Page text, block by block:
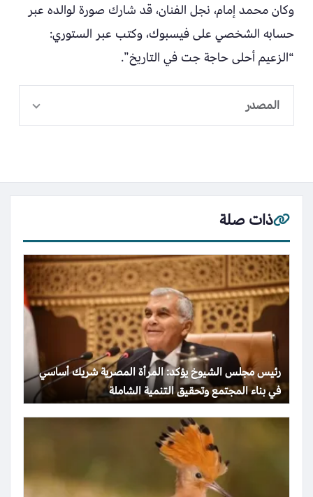
وكان محمد إمام، نجل الفنان، قد شارك صورة لوالده عبر
حسابه الشخصي على فيسبوك، وكتب عبر الستوري:
“الزعيم أحلى حاجة جت في التاريخ”.
المصدر
ذات صلة
رئيس مجلس الشيوخ يؤكد: المرأة المصرية شريك أساسي
في بناء المجتمع وتحقيق التنمية الشاملة